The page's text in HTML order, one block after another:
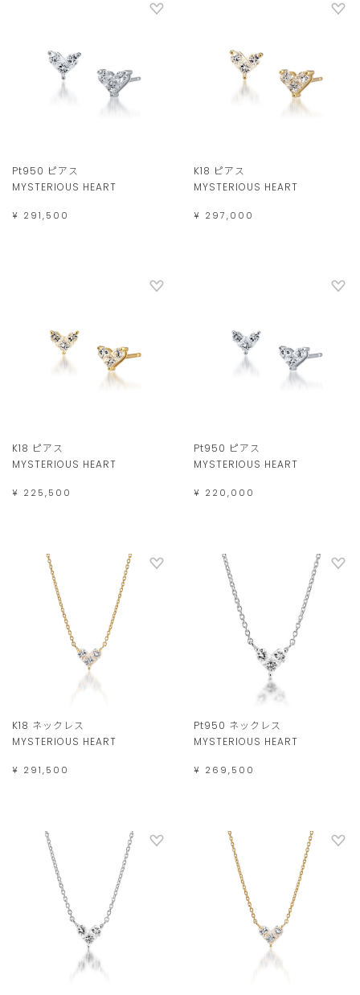
Pt950 ピアス
MYSTERIOUS HEART
¥ 291,500
K18 ピアス
MYSTERIOUS HEART
¥ 297,000
K18 ピアス
MYSTERIOUS HEART
¥ 225,500
Pt950 ピアス
MYSTERIOUS HEART
¥ 220,000
K18 ネックレス
MYSTERIOUS HEART
¥ 291,500
Pt950 ネックレス
MYSTERIOUS HEART
¥ 269,500